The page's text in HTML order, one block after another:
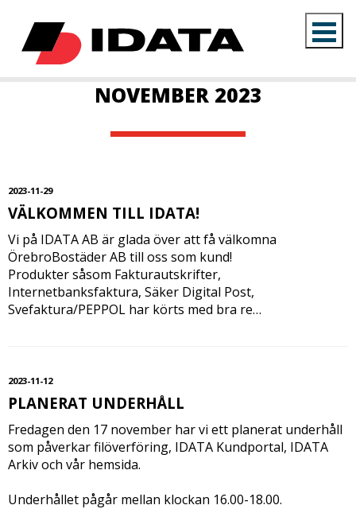
NOVEMBER 2023
2023-11-29
VÄLKOMMEN TILL IDATA!
Vi på IDATA AB är glada över att få välkomna
ÖrebroBostäder AB till oss som kund!
Produkter såsom Fakturautskrifter,
Internetbanksfaktura, Säker Digital Post,
Svefaktura/PEPPOL har körts med bra re…
2023-11-12
PLANERAT UNDERHÅLL
Fredagen den 17 november har vi ett planerat underhåll
som påverkar filöverföring, IDATA Kundportal, IDATA
Arkiv och vår hemsida.
Underhållet pågår mellan klockan 16.00-18.00.